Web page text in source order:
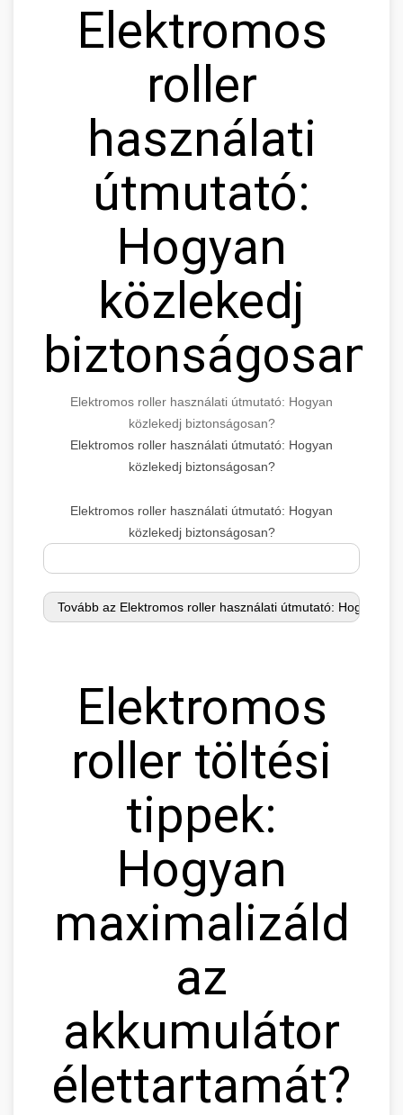
Elektromos
roller
használati
útmutató:
Hogyan
közlekedj
biztonságosan?
Elektromos roller használati útmutató: Hogyan
közlekedj biztonságosan?
Elektromos roller használati útmutató: Hogyan
közlekedj biztonságosan?
Elektromos roller használati útmutató: Hogyan
közlekedj biztonságosan?
Elektromos
roller töltési
tippek:
Hogyan
maximalizáld
az
akkumulátor
élettartamát?